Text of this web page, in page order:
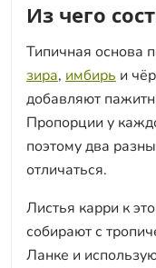
Из чего
Типичная основа
зира, имбирь и
добавляют
Пропорции у
поэтому два
отличаться.
Листья карри к
собирают с
Ланке и